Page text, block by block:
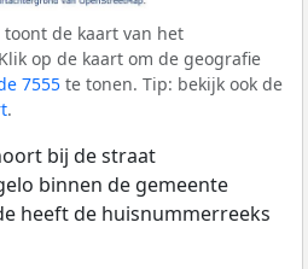
de kaart van het
op de kaart om de geografie
7555 te tonen. Tip: bekijk ook de
.
bij de straat
binnen de gemeente
heeft de huisnummerreeks